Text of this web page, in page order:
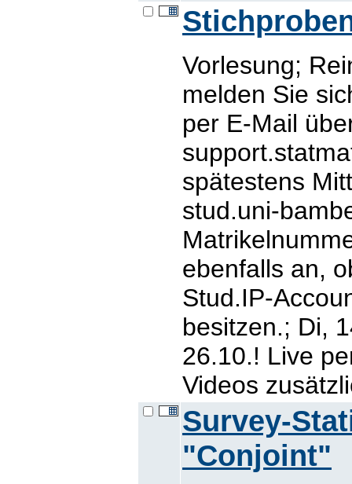
Vorlesung;
melden Sie
per E-Mail
spätestens
stud.uni-
ebenfalls an,
Stud.IP-
besitzen.; Di,
26.10.! Live
Videos
Survey-
"Conjoint"